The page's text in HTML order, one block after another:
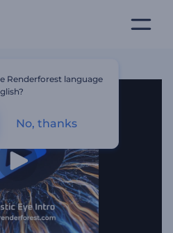
Renderforest language
No, thanks